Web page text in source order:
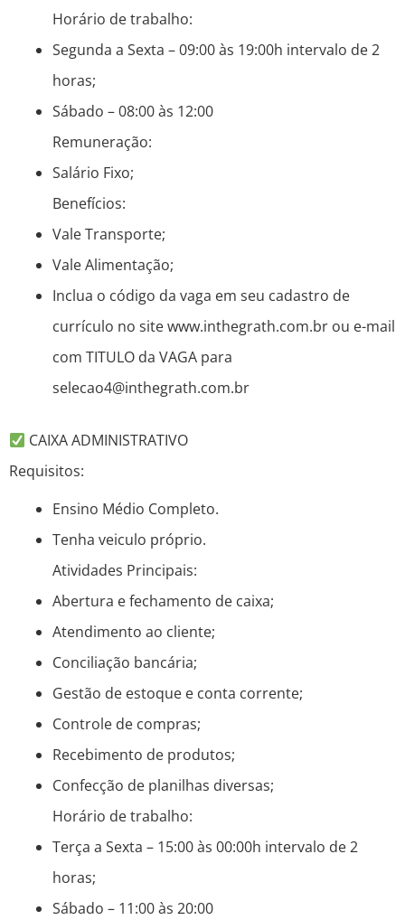
Horário de trabalho:
Segunda a Sexta – 09:00 às 19:00h intervalo de 2
horas;
Sábado – 08:00 às 12:00
Remuneração:
Salário Fixo;
Benefícios:
Vale Transporte;
Vale Alimentação;
Inclua o código da vaga em seu cadastro de
currículo no site www.inthegrath.com.br ou e-mail
com TITULO da VAGA para
selecao4@inthegrath.com.br
CAIXA ADMINISTRATIVO
Requisitos:
Ensino Médio Completo.
Tenha veiculo próprio.
Atividades Principais:
Abertura e fechamento de caixa;
Atendimento ao cliente;
Conciliação bancária;
Gestão de estoque e conta corrente;
Controle de compras;
Recebimento de produtos;
Confecção de planilhas diversas;
Horário de trabalho:
Terça a Sexta – 15:00 às 00:00h intervalo de 2
horas;
Sábado – 11:00 às 20:00